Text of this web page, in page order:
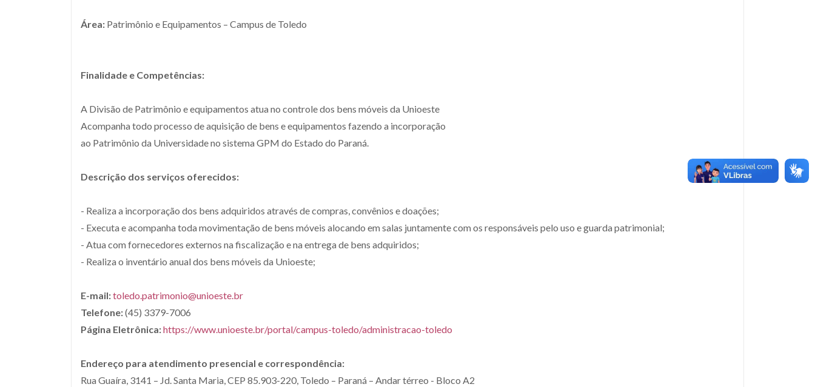
Área: Patrimônio e Equipamentos – Campus de Toledo
Finalidade e Competências:
A Divisão de Patrimônio e equipamentos atua no controle dos bens móveis da Unioeste
Acompanha todo processo de aquisição de bens e equipamentos fazendo a incorporação
ao Patrimônio da Universidade no sistema GPM do Estado do Paraná.
Descrição dos serviços oferecidos:
- Realiza a incorporação dos bens adquiridos através de compras, convênios e doações;
- Executa e acompanha toda movimentação de bens móveis alocando em salas juntamente com os responsáveis pelo uso e guarda patrimonial;
- Atua com fornecedores externos na fiscalização e na entrega de bens adquiridos;
- Realiza o inventário anual dos bens móveis da Unioeste;
E-mail:toledo.patrimonio@unioeste.br
Telefone:(45) 3379-7006
Página Eletrônica:https://www.unioeste.br/portal/campus-toledo/administracao-toledo
Endereço para atendimento presencial e correspondência:
Rua Guaíra, 3141 – Jd. Santa Maria, CEP 85.903-220, Toledo – Paraná – Andar térreo - Bloco A2